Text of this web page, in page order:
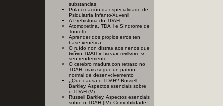
substancias
Pola creación da especialidade de
Psiquiatría Infanto-Xuvenil
A Prehistoria do TDAH
Atomoxetina, TDAH e Síndrome de
Tourette
Aprender dos propios erros ten
base xenética
O ruído non distrae aos nenos que
teñen TDAH e fai que melloren o
seu rendemento
O cerebro madura con retraso no
TDAH, mais segue un patrón
normal de desenvolvemento
¿Que causa o TDAH? Russell
Barkley. Aspectos esenciais sobre
o TDAH (V)
Russell Barkley. Aspectos esenciais
sobre o TDAH (IV): Comorbilidade